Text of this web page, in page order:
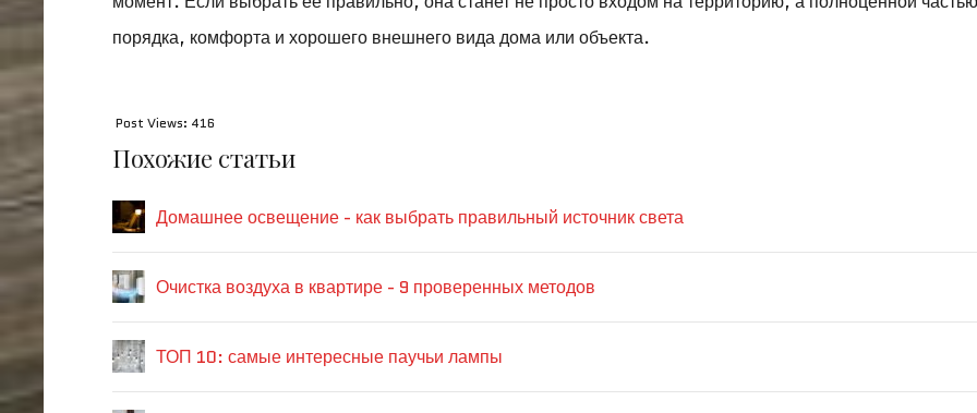
порядка, комфорта и хорошего внешнего вида дома или объекта.
Post Views: 416
Похожие статьи
Домашнее освещение - как выбрать правильный источник света
Очистка воздуха в квартире - 9 проверенных методов
ТОП 10: самые интересные паучьи лампы